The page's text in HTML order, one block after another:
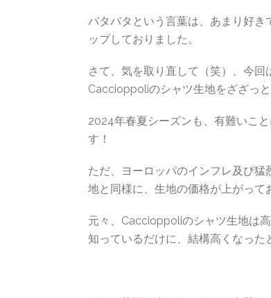
バタバタという言葉は、あまり好き
ップしておりました。
さて、気を取り直して（笑）、今回
Caccioppoliのシャツ生地をざざっ
2024年春夏シーズンも、有難いこと
す！
ただ、ヨーロッパのインフレ及び
地と同様に、生地の価格が上がって
元々、Caccioppoliのシャツ生地は
知っているだけに、結構高くなった